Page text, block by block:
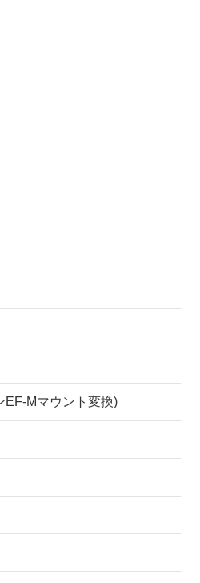
Mマウント変換)